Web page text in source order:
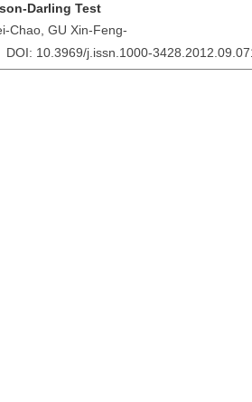
Darling Test
Chao, GU Xin-Feng-
10.3969/j.issn.1000-